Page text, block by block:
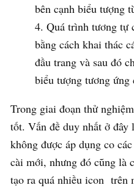
bên cạnh biểu tượng
Quá trình tương tự
bằng cách khai thác
đầu trang và sau đó
biểu tượng tương ứng
Trong giai đoạn thử
tốt. Vấn đề duy nhất ở
không được áp dụng co
cài mới, nhưng đó cũng là
tạo ra quá nhiều icon trên